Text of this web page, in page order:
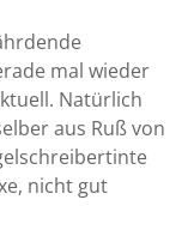
mal wieder
Natürlich
aus Ruß von
nicht gut